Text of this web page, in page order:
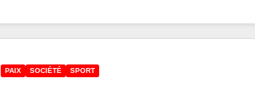
PAIX SOCIÉTÉ SPORT